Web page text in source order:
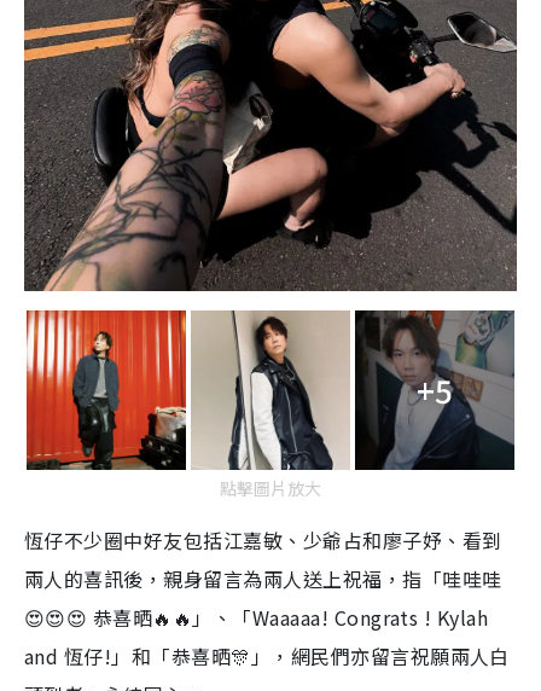
+5
點擊圖片放大
恆仔不少圈中好友包括江嘉敏、少爺占和廖子妤、看到
兩人的喜訊後，親身留言為兩人送上祝福，指「哇哇哇
😍😍😍 恭喜晒🔥🔥」、「Waaaaa! Congrats ! Kylah
and 恆仔!」和「恭喜晒🎊」，網民們亦留言祝願兩人白